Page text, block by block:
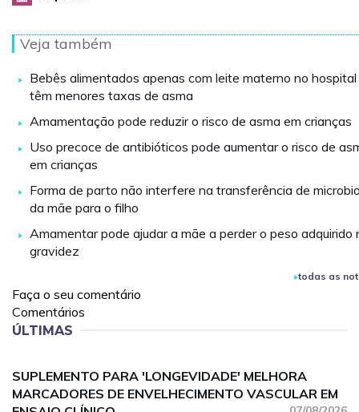
Veja também
Bebês alimentados apenas com leite materno no hospital
têm menores taxas de asma
Amamentação pode reduzir o risco de asma em crianças
Uso precoce de antibióticos pode aumentar o risco de
em crianças
Forma de parto não interfere na transferência de
da mãe para o filho
Amamentar pode ajudar a mãe a perder o peso adquirido
gravidez
todas as
Faça o seu comentário
Comentários
ÚLTIMAS
SUPLEMENTO PARA 'LONGEVIDADE' MELHORA
MARCADORES DE ENVELHECIMENTO VASCULAR EM